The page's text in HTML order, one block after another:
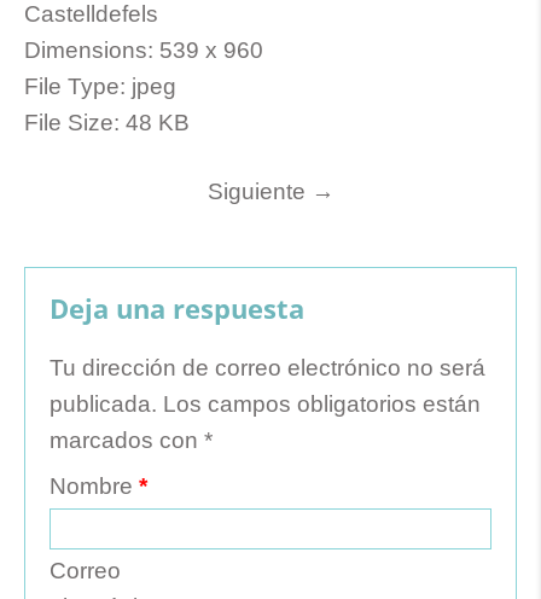
Castelldefels
Dimensions: 539 x 960
File Type: jpeg
File Size: 48 KB
Siguiente →
Deja una respuesta
Tu dirección de correo electrónico no será
publicada. Los campos obligatorios están
marcados con *
Nombre *
Correo